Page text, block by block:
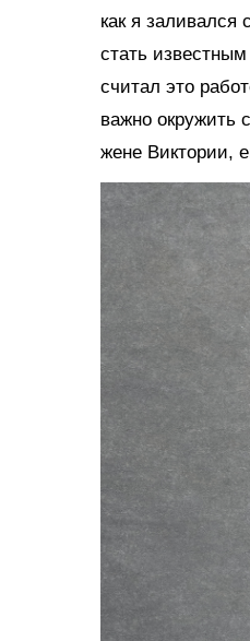
как я
стать
считал это
важно окружить
жене Виктории,